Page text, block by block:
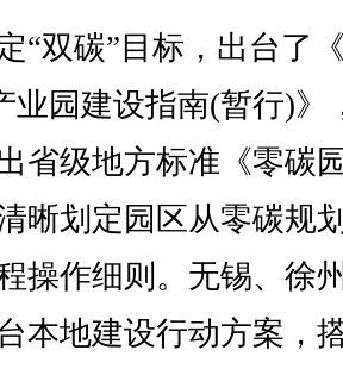
双碳”目标，出台了
业园建设指南(暂行)》
省级地方标准《零碳
晰划定园区从零碳规
操作细则。无锡、徐
本地建设行动方案，